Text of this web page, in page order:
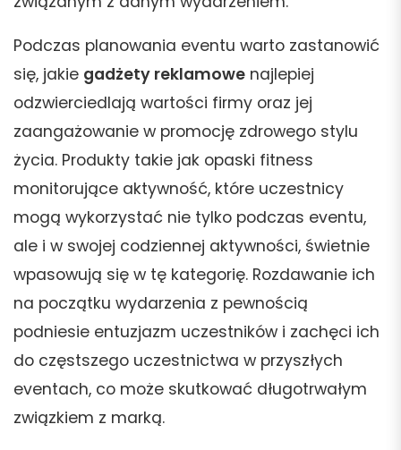
Podczas planowania eventu warto zastanowić
się, jakie gadżety reklamowe najlepiej
odzwierciedlają wartości firmy oraz jej
zaangażowanie w promocję zdrowego stylu
życia. Produkty takie jak opaski fitness
monitorujące aktywność, które uczestnicy
mogą wykorzystać nie tylko podczas eventu,
ale i w swojej codziennej aktywności, świetnie
wpasowują się w tę kategorię. Rozdawanie ich
na początku wydarzenia z pewnością
podniesie entuzjazm uczestników i zachęci ich
do częstszego uczestnictwa w przyszłych
eventach, co może skutkować długotrwałym
związkiem z marką.